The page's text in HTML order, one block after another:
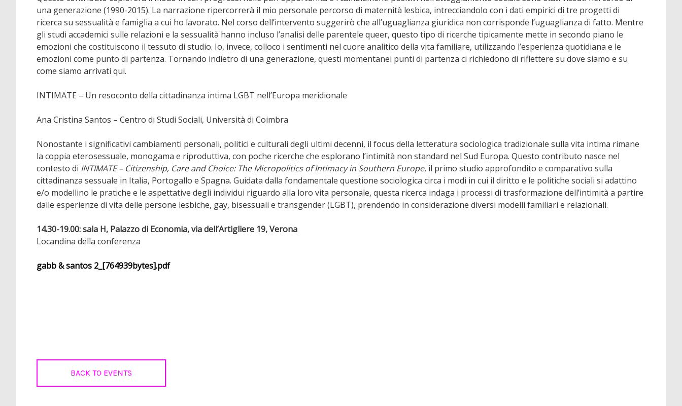
una generazione (1990-2015). La narrazione ripercorrerà il mio personale percorso di maternità lesbica, intrecciandolo con i dati empirici di tre progetti di
ricerca su sessualità e famiglia a cui ho lavorato. Nel corso dell’intervento suggerirò che all’uguaglianza giuridica non corrisponde l’uguaglianza di fatto. Mentre
gli studi accademici sulle relazioni e la sessualità hanno incluso l’analisi delle parentele queer, questo tipo di ricerche tipicamente mette in secondo piano le
emozioni che costituiscono il tessuto di studio. Io, invece, colloco i sentimenti nel cuore analitico della vita familiare, utilizzando l’esperienza quotidiana e le
emozioni come punto di partenza. Tornando indietro di una generazione, questi momentanei punti di partenza ci richiedono di riflettere su dove siamo e su
come siamo arrivati qui.
INTIMATE – Un resoconto della cittadinanza intima LGBT nell’Europa meridionale
Ana Cristina Santos – Centro di Studi Sociali, Università di Coimbra
Nonostante i significativi cambiamenti personali, politici e culturali degli ultimi decenni, il focus della letteratura sociologica tradizionale sulla vita intima rimane
la coppia eterosessuale, monogama e riproduttiva, con poche ricerche che esplorano l’intimità non standard nel Sud Europa. Questo contributo nasce nel
contesto di INTIMATE – Citizenship, Care and Choice: The Micropolitics of Intimacy in Southern Europe, il primo studio approfondito e comparativo sulla
cittadinanza sessuale in Italia, Portogallo e Spagna. Guidata dalla fondamentale questione sociologica circa i modi in cui il diritto e le politiche sociali si adattino
e/o modellino le pratiche e le aspettative degli individui riguardo alla loro vita personale, questa ricerca indaga i processi di trasformazione dell’intimità a partire
dalle esperienze di vita delle persone lesbiche, gay, bisessuali e transgender (LGBT), prendendo in considerazione diversi modelli familiari e relazionali.
14.30-19.00: sala H, Palazzo di Economia, via dell’Artigliere 19, Verona
Locandina della conferenza
gabb & santos 2_[764939bytes].pdf
BACK TO EVENTS